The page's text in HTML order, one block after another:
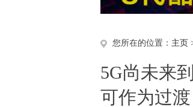
您所在的位置： 主页
5G尚未来
可作为过渡